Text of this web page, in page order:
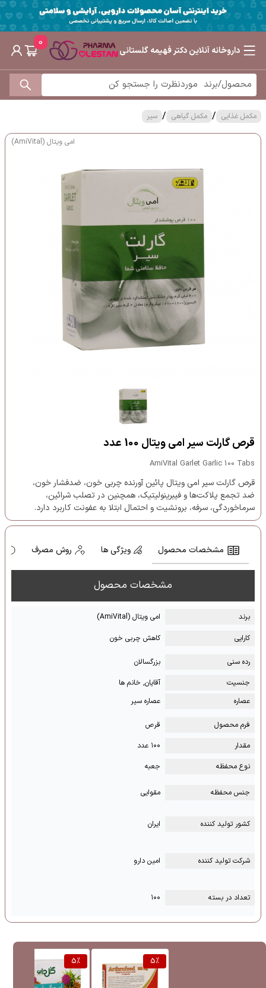
داروخانه آنلاین دکتر فهیمه گلستانی
0
مکمل غذایی / مکمل گیاهی / سیر
امی ویتال (AmiVital)
قرص گارلت سیر امی ویتال 100 عدد
AmiVital Garlet Garlic 100 Tabs
قرص گارلت سیر امی ویتال پائین آورنده چربی خون، ضدفشار خون،
ضد تجمع پلاکت‌ها و فیبرینولیتیک، همچنین در تصلب شرائین،
سرماخوردگی، سرفه، برونشیت و احتمال ابتلا به عفونت کاربرد دارد.
مشخصات محصول ویژگی ها روش مصرف
مشخصات محصول
برند
امی ویتال (AmiVital)
کارایی
کاهش چربی خون
رده سنی
بزرگسالان
جنسیت
آقایان, خانم ها
عصاره
عصاره سیر
فرم محصول
قرص
مقدار
۱۰۰ عدد
نوع محفظه
جعبه
جنس محفظه مقوایی
کشور تولید کننده ایران
شرکت تولید کننده امین دارو
تعداد در بسته ۱۰۰
5%
5%